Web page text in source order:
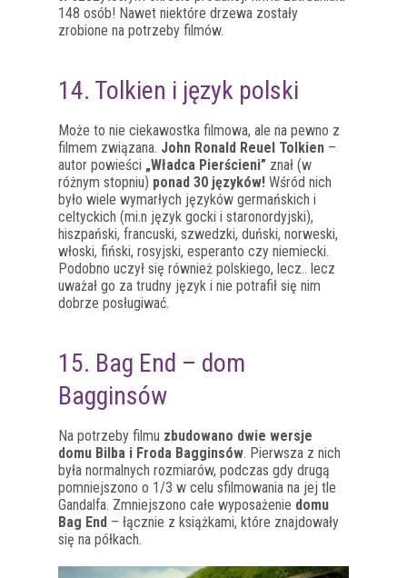
148 osób! Nawet niektóre drzewa zostały
zrobione na potrzeby filmów.
14. Tolkien i język polski
Może to nie ciekawostka filmowa, ale na pewno z
filmem związana. John Ronald Reuel Tolkien –
autor powieści „Władca Pierścieni” znał (w
różnym stopniu) ponad 30 języków! Wśród nich
było wiele wymarłych języków germańskich i
celtyckich (mi.n język gocki i staronordyjski),
hiszpański, francuski, szwedzki, duński, norweski,
włoski, fiński, rosyjski, esperanto czy niemiecki.
Podobno uczył się również polskiego, lecz.. lecz
uważał go za trudny język i nie potrafił się nim
dobrze posługiwać.
15. Bag End – dom
Bagginsów
Na potrzeby filmu zbudowano dwie wersje
domu Bilba i Froda Bagginsów. Pierwsza z nich
była normalnych rozmiarów, podczas gdy drugą
pomniejszono o 1/3 w celu sfilmowania na jej tle
Gandalfa. Zmniejszono całe wyposażenie domu
Bag End – łącznie z książkami, które znajdowały
się na półkach.